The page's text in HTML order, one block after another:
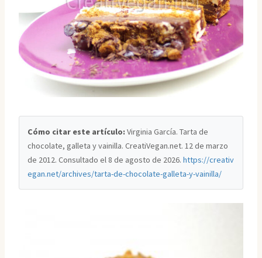
Cómo citar este artículo: Virginia García. Tarta de
chocolate, galleta y vainilla. CreatiVegan.net. 12 de marzo
de 2012. Consultado el 8 de agosto de 2026.https://creativ
egan.net/archives/tarta-de-chocolate-galleta-y-vainilla/